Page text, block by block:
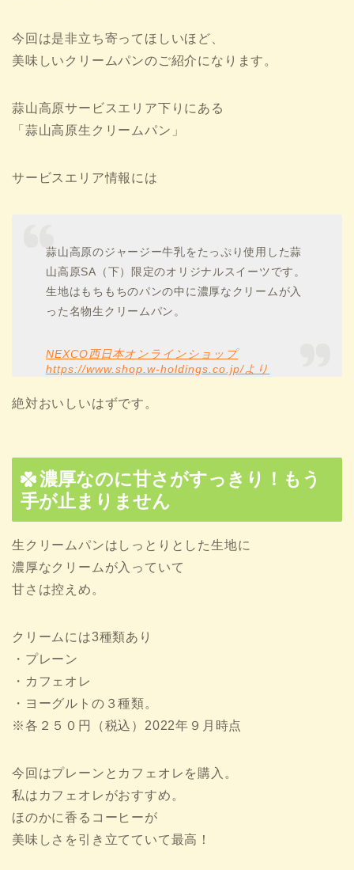
今回は是非立ち寄ってほしいほど、
美味しいクリームパンのご紹介になります。
蒜山高原サービスエリア下りにある
「蒜山高原生クリームパン」
サービスエリア情報には
蒜山高原のジャージー牛乳をたっぷり使用した蒜
山高原SA（下）限定のオリジナルスイーツです。
生地はもちもちのパンの中に濃厚なクリームが入
った名物生クリームパン。
NEXCO西日本オンラインショップ
https://www.shop.w-holdings.co.jp/より
絶対おいしいはずです。
濃厚なのに甘さがすっきり！もう
手が止まりません
生クリームパンはしっとりとした生地に
濃厚なクリームが入っていて
甘さは控えめ。
クリームには3種類あり
・プレーン
・カフェオレ
・ヨーグルトの３種類。
※各２５０円（税込）2022年９月時点
今回はプレーンとカフェオレを購入。
私はカフェオレがおすすめ。
ほのかに香るコーヒーが
美味しさを引き立てていて最高！